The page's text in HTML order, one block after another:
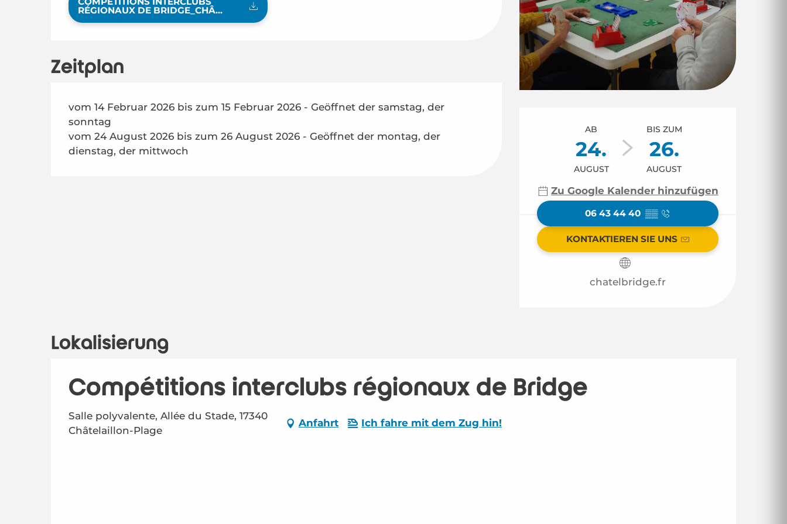
Öffnungszeiten &
AB
24.
AUGUST
BIS ZUM
26.
AUGUST
Zu Google Kalender hinzufügen
06 43 44 40 ▒▒
KONTAKTIEREN SIE UNS
chatelbridge.fr
RÉGIONAUX DE BRIDGE_CHÂ...
Zeitplan
vom 14 Februar 2026 bis zum 15 Februar 2026 - Geöffnet der samstag, der
sonntag
vom 24 August 2026 bis zum 26 August 2026 - Geöffnet der montag, der
dienstag, der mittwoch
Lokalisierung
Compétitions interclubs régionaux de Bridge
Salle polyvalente, Allée du Stade, 17340
Châtelaillon-Plage
Anfahrt Ich fahre mit dem Zug hin!